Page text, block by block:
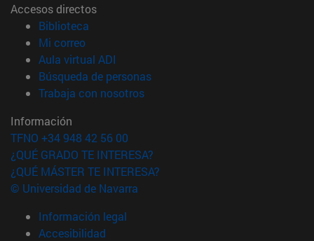
Accesos directos
Biblioteca
Mi correo(abre en nueva ventana)
Aula virtual ADI
Búsqueda de personas(abre en nueva ventana)
Trabaja con nosotros(abre en nueva ventana)
Información
TFNO +34 948 42 56 00
¿QUÉ GRADO TE INTERESA?
¿QUÉ MÁSTER TE INTERESA?
© Universidad de Navarra
Información legal
Accesibilidad